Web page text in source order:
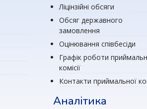
Ліцінзійні обсяги
Обсяг державного
замовлення
Оцінювання співбесіди
Графік роботи
комісії
Контакти приймальної
Аналітика